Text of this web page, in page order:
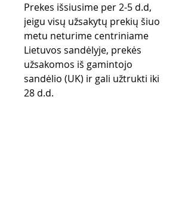
Prekes išsiusime per 2-5 d.d,
jeigu visų užsakytų prekių šiuo
metu neturime centriniame
Lietuvos sandėlyje, prekės
užsakomos iš gamintojo
sandėlio (UK) ir gali užtrukti iki
28 d.d.